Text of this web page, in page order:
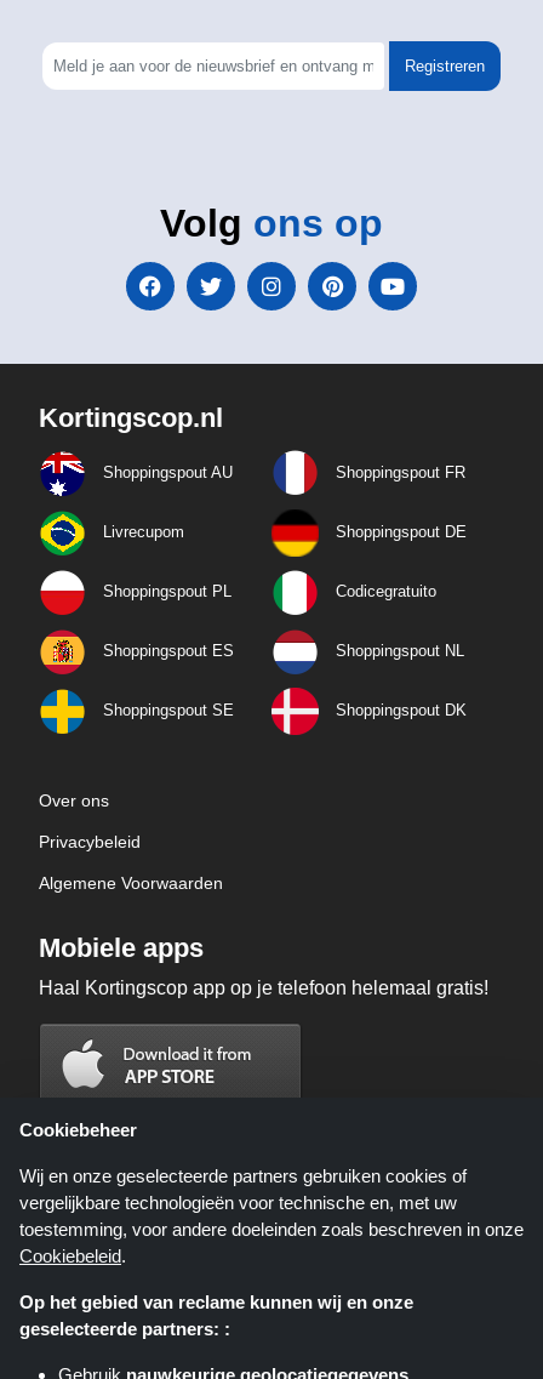
Registreren
Volg ons op
Kortingscop.nl
Shoppingspout AU Shoppingspout FR
Livrecupom Shoppingspout DE
Shoppingspout PL Codicegratuito
Shoppingspout ES Shoppingspout NL
Shoppingspout SE Shoppingspout DK
Over ons
Privacybeleid
Algemene Voorwaarden
Mobiele apps
Haal Kortingscop app op je telefoon helemaal gratis!
Kortingscop.nl is een website die u deals, kortingen en kortingscodes biedt;
Cookiebeheer
Wij en onze geselecteerde partners gebruiken cookies of
vergelijkbare technologieën voor technische en, met uw
toestemming, voor andere doeleinden zoals beschreven in onze
Cookiebeleid.
Op het gebied van reclame kunnen wij en onze
geselecteerde partners: :
Gebruik nauwkeurige geolocatiegegevens